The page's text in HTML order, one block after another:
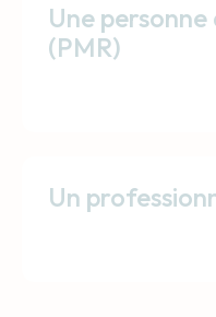
Une
(PMR)
Un